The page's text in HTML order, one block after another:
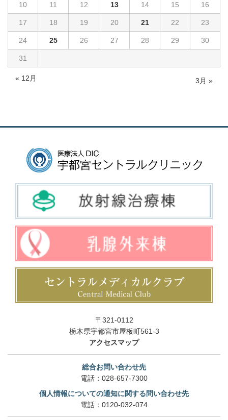
« 12月 3月 »
10 11 12 13 14 15 16
17 18 19 20 21 22 23
24 25 26 27 28 29 30
31
〒321-0112
栃木県宇都宮市屋板町561-3
アクセスマップ
総合お問い合わせ先
電話： 028-657-7300
個人情報についての通知に関する問い合わせ先
電話： 0120-032-074